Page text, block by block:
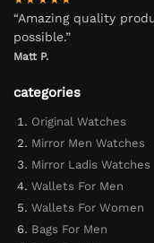
“Amazing quality
possible.”
Matt P.
categories
Original Watches
Mirror Men Watches
Mirror Ladis Watches
Wallets For Men
Wallets For Women
Bags For Men